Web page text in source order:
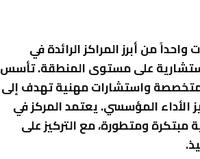
من أبرز المراكز الرائدة في
على مستوى المنطقة. تأسس
متخصصة واستشارات مهنية تهدف إلى
الأداء المؤسسي. يعتمد المركز في
ومتطورة، مع التركيز على